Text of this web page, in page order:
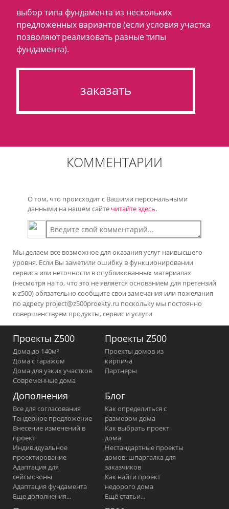
выбор типа фундамента из нескольких
предложенных вариантов (если условия участка
позволяют реализовать разные типы
фундамента).
заказать
КОММЕНТАРИИ
О том, что происходит с Вашими персональными
данными на нашем сайте читайте здесь.
Мы делаем все возможное для оказания услуг наивысшего
уровня. Если Вы заметили ошибку в функционировании
сервиса или неточности в опубликованных материалах
(несмотря на то, что это не является основанием для претензий
к z500) обязательно сообщите свои замечания или пожелания
по адресу project@z500proekty.ru поскольку мы постоянно
совершенствуем продукты, сервис и услуги
Проекты Z500
Дома до 140м²
Дома с гаражом
Дома для узких участков
Современные дома
Проекты Z500
Проекты домов из
кирпича
Партнеры
Дополнения
Все для согласования
Тендерное предложение
Внесение изменений в
проект
Индивидуальное
проектирование
Адаптация для
сейсмозоны
Адаптация фундамента
Еще дополнения...
Блог
Как определиться с
размером дома
Как выбрать проект
дома
Нестандартные проекты
домов: шпаргалка для
заказчиков
Как найти проект
недорого дома
Ещё статьи...